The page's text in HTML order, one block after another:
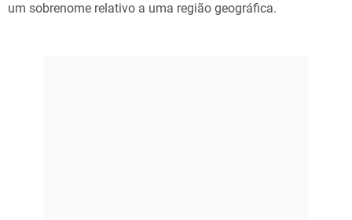
um sobrenome relativo a uma região geográfica.